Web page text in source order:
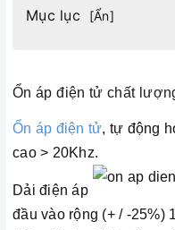
Mục lục [Ẩn]
Ổn áp điện tử chất
Ổn áp điện tử, tự động
cao > 20Khz.
Dải điện áp
đầu vào rộng (+ / -25%)